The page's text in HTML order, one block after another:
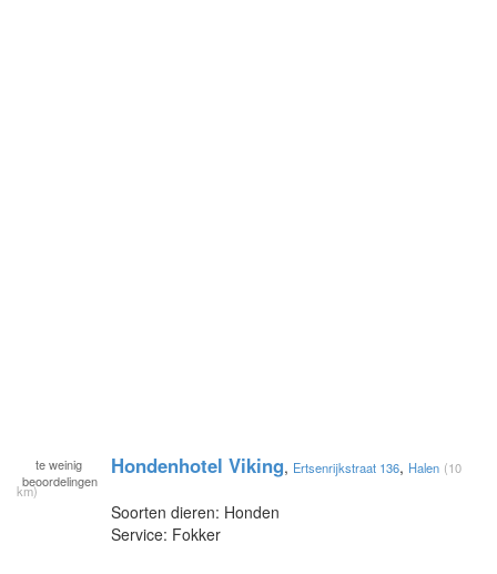
te weinig
beoordelingen
Hondenhotel Viking, Ertsenrijkstraat 136, Halen (10
km)
Soorten dieren: Honden
Service: Fokker